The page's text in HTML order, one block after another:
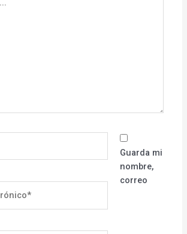
Guarda mi
nombre,
correo